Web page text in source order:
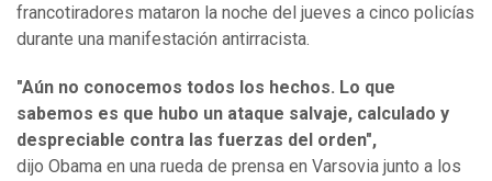
francotiradores mataron la noche del jueves a cinco policías
durante una manifestación antirracista.
"Aún no conocemos todos los hechos. Lo que
sabemos es que hubo un ataque salvaje, calculado y
despreciable contra las fuerzas del orden",
dijo Obama en una rueda de prensa en Varsovia junto a los